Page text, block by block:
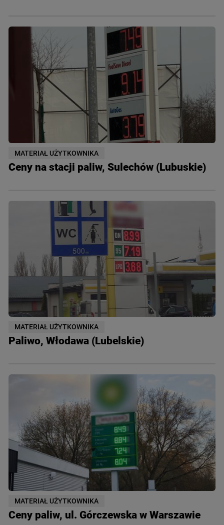
MATERIAŁ UŻYTKOWNIKA
Ceny na stacji paliw, Sulechów (Lubuskie)
MATERIAŁ UŻYTKOWNIKA
Paliwo, Włodawa (Lubelskie)
MATERIAŁ UŻYTKOWNIKA
Ceny paliw, ul. Górczewska w Warszawie